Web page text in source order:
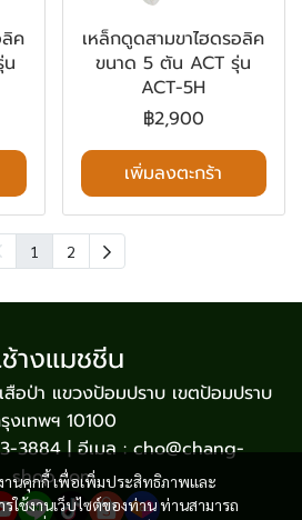
ค
เหล็กดูดสามขาไฮดรอลิค
ขนาด 5 ตัน ACT รุ่น
ACT-5H
฿2,900
เพิ่มลงตะกร้า
1 2
านคุกกี้ เพื่อเพิ่มประสิทธิภาพและ
ใช้งานเว็บไซต์ของท่าน ท่านสามารถ
างแมชชีน
อป่า แขวงป้อมปราบ เขตป้อมปราบ
งเทพฯ 10100
3884 | อีเมล : cho@chang-
shop.com